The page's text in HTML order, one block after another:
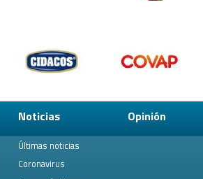
Noticias
Últimas noticias
Coronavirus
Opinión